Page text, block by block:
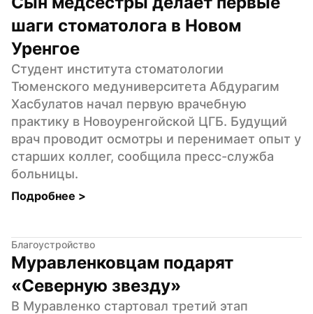
шаги стоматолога в Новом
Уренгое
Студент института стоматологии
Тюменского медуниверситета Абдурагим
Хасбулатов начал первую врачебную
практику в Новоуренгойской ЦГБ. Будущий
врач проводит осмотры и перенимает опыт у
старших коллег, сообщила пресс-служба
больницы.
Подробнее >
Благоустройство
Муравленковцам подарят
«Северную звезду»
В Муравленко стартовал третий этап